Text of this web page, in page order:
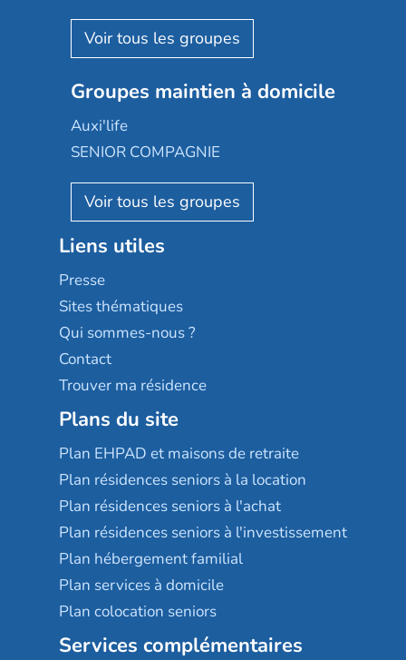
Aquarelia
Nexity edenea
Les jardins d'Arcadie
Occitalia
Appartseniors
Reseda
Stella management
Les villages d'or
Sérénys
Résidences services Villa Médicis
Korian
Emera
Groupe SOS
Le Noble Âge
Almage
Résidalya
Groupe aplus
Groupes maintien à domicile
Auxi'life
SENIOR COMPAGNIE
AGE D'OR Services
Liens utiles
Presse
Sites thématiques
Qui sommes-nous ?
Contact
Trouver ma résidence
Plans du site
Plan EHPAD et maisons de retraite
Plan résidences seniors à la location
Plan résidences seniors à l'achat
Plan résidences seniors à l'investissement
Plan hébergement familial
Plan services à domicile
Plan colocation seniors
Services complémentaires